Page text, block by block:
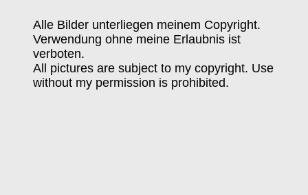
Alle Bilder unterliegen meinem Copyright.
Verwendung ohne meine Erlaubnis ist
verboten.
All pictures are subject to my copyright. Use
without my permission is prohibited.